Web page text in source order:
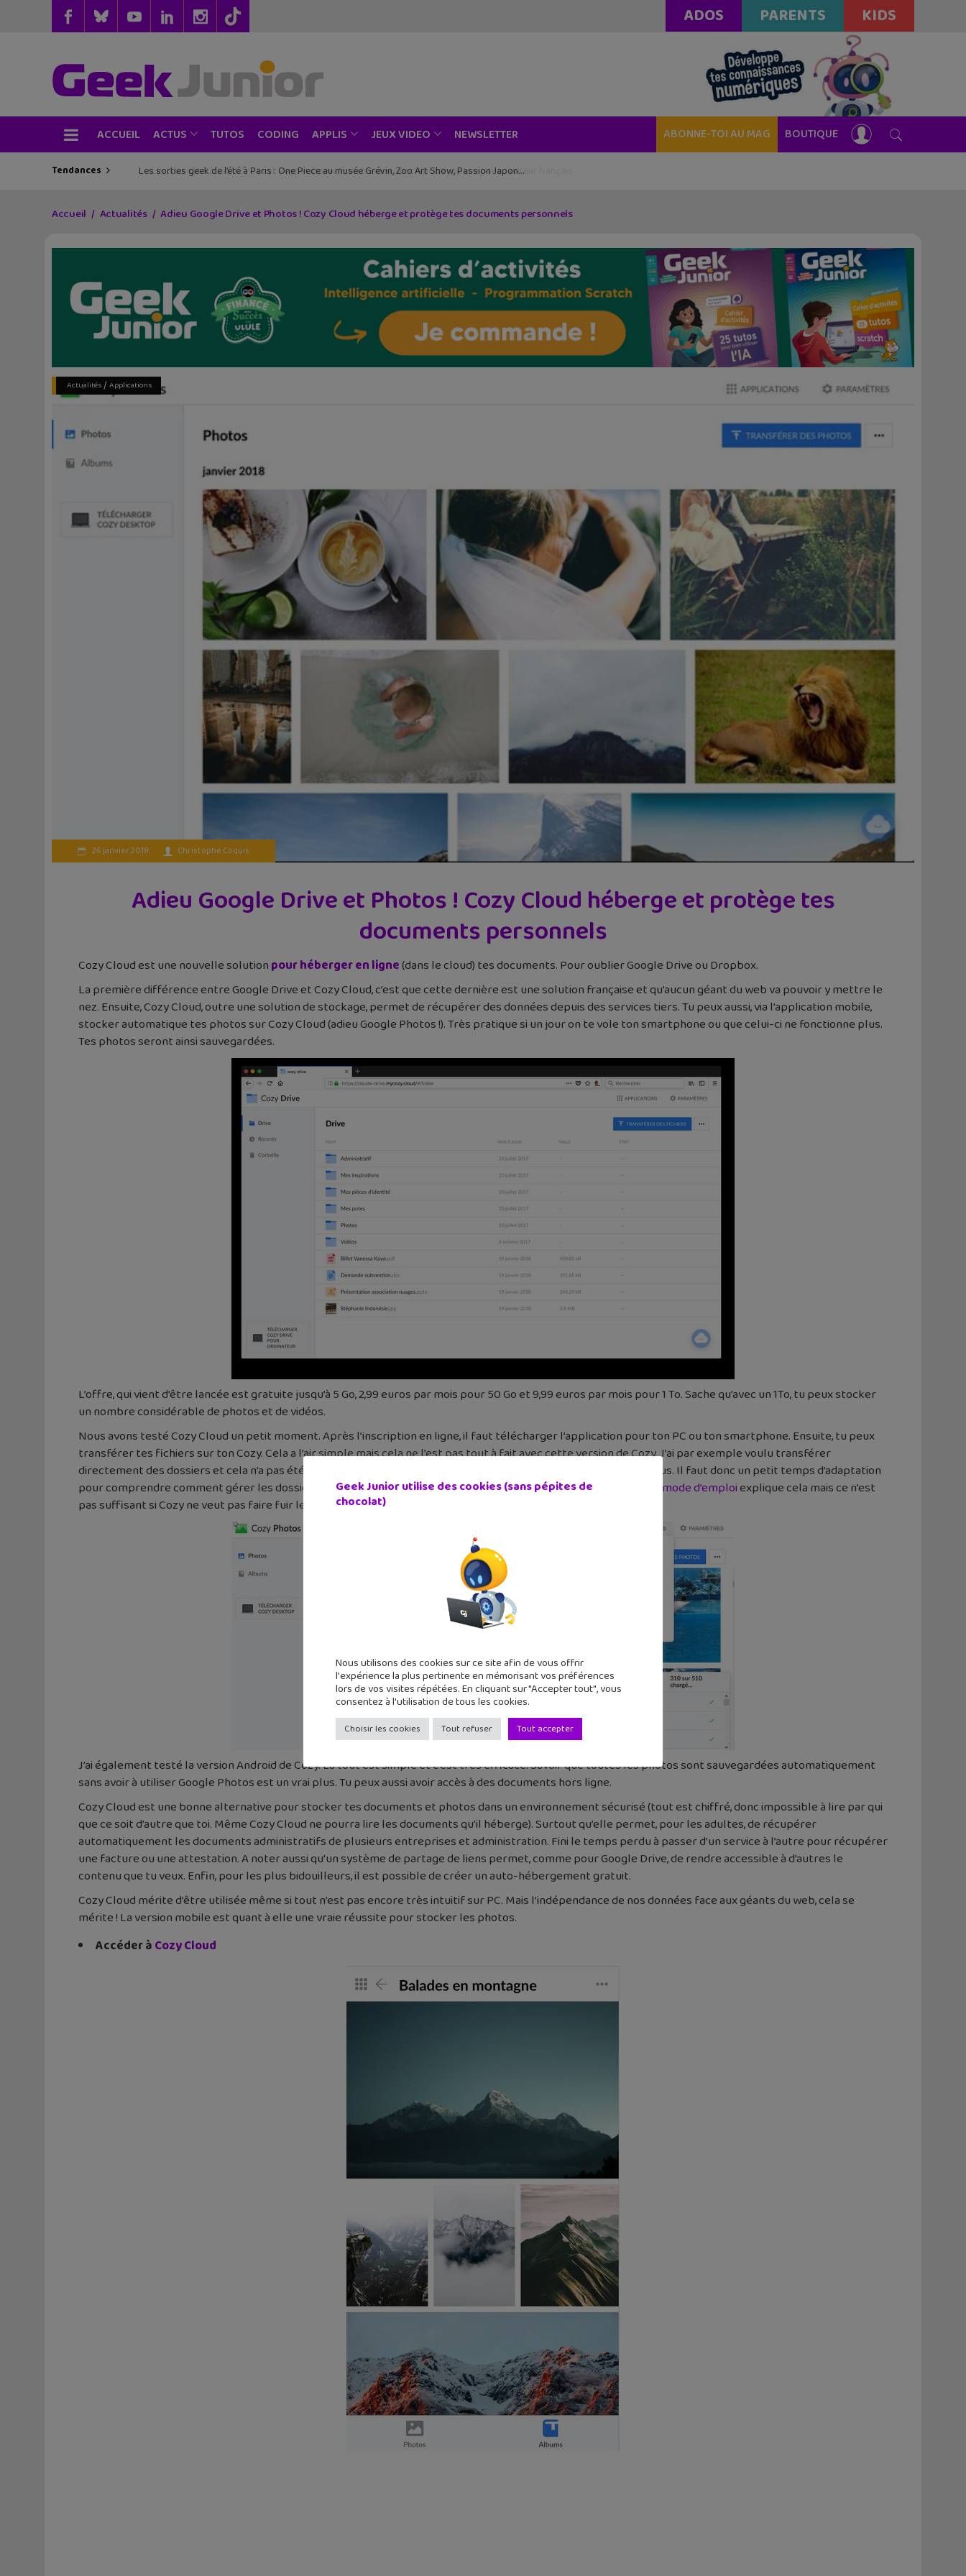
ADOS PARENTS KIDS
ACCUEIL ACTUS TUTOS CODING APPLIS JEUX VIDEO NEWSLETTER ABONNE-TOI AU MAG BOUTIQUE
Tendances Les sorties geek de l’été à Paris : One Piece au musée Grévin, Zoo Art Show, Passion Japon…
Accueil Actualités Adieu Google Drive et Photos ! Cozy Cloud héberge et protège tes documents personnels
Actualités/ Applications
26 janvier 2018 Christophe Coquis
Adieu Google Drive et Photos ! Cozy Cloud héberge et protège tes
documents personnels
Cozy Cloud est une nouvelle solutionpour héberger en ligne(dans le cloud) tes documents. Pour oublier Google Drive ou Dropbox.
La première différence entre Google Drive et Cozy Cloud, c’est que cette dernière est une solution française et qu’aucun géant du web va pouvoir y mettre le
nez. Ensuite, Cozy Cloud, outre une solution de stockage, permet de récupérer des données depuis des services tiers. Tu peux aussi, via l’application mobile,
stocker automatique tes photos sur Cozy Cloud (adieu Google Photos !). Très pratique si un jour on te vole ton smartphone ou que celui-ci ne fonctionne plus.
Tes photos seront ainsi sauvegardées.
L’offre, qui vient d’être lancée est gratuite jusqu’à 5 Go, 2,99 euros par mois pour 50 Go et 9,99 euros par mois pour 1 To. Sache qu’avec un 1To, tu peux stocker
un nombre considérable de photos et de vidéos.
Nous avons testé Cozy Cloud un petit moment. Après l’inscription en ligne, il faut télécharger l’application pour ton PC ou ton smartphone. Ensuite, tu peux
transférer tes fichiers sur ton Cozy. Cela a l’air simple mais cela ne l’est pas tout à fait avec cette version de Cozy. J’ai par exemple voulu transférer
directement des dossiers et cela n’a pas été possible. Un système de glisser-déposer serait également un vrai plus. Il faut donc un petit temps d’adaptation
pour comprendre comment gérer les dossiers et les fichiers et comment fonctionne la synchronisation. Un petit mode d’emploiexplique cela mais ce n’est
pas suffisant si Cozy ne veut pas faire fuir les moins curieux.
J’ai également testé la version Android de Cozy. Là tout est simple et c’est très efficace. Savoir que toutes les photos sont sauvegardées automatiquement
sans avoir à utiliser Google Photos est un vrai plus. Tu peux aussi avoir accès à des documents hors ligne.
Cozy Cloud est une bonne alternative pour stocker tes documents et photos dans un environnement sécurisé (tout est chiffré, donc impossible à lire par qui
que ce soit d’autre que toi. Même Cozy Cloud ne pourra lire les documents qu’il héberge). Surtout qu’elle permet, pour les adultes, de récupérer
automatiquement les documents administratifs de plusieurs entreprises et administration. Fini le temps perdu à passer d’un service à l’autre pour récupérer
une facture ou une attestation. A noter aussi qu’un système de partage de liens permet, comme pour Google Drive, de rendre accessible à d’autres le
contenu que tu veux. Enfin, pour les plus bidouilleurs, il est possible de créer un auto-hébergement gratuit.
Cozy Cloud mérite d’être utilisée même si tout n’est pas encore très intuitif sur PC. Mais l’indépendance de nos données face aux géants du web, cela se
mérite ! La version mobile est quant à elle une vraie réussite pour stocker les photos.
Accéder àCozy Cloud
Geek Junior utilise des cookies (sans pépites de
chocolat)
Nous utilisons des cookies sur ce site afin de vous offrir
l'expérience la plus pertinente en mémorisant vos préférences
lors de vos visites répétées. En cliquant sur "Accepter tout", vous
consentez à l'utilisation de tous les cookies.
Choisir les cookies Tout refuser Tout accepter